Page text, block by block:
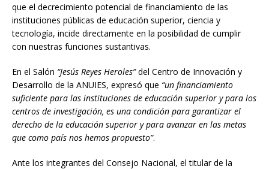
que el decrecimiento potencial de financiamiento de las
instituciones públicas de educación superior, ciencia y
tecnología, incide directamente en la posibilidad de cumplir
con nuestras funciones sustantivas.
En el Salón “Jesús Reyes Heroles”del Centro de Innovación y
Desarrollo de la ANUIES, expresó que “un financiamiento
suficiente para las instituciones de educación superior y para los
centros de investigación, es una condición para garantizar el
derecho de la educación superior y para avanzar en las metas
que como país nos hemos propuesto”.
Ante los integrantes del Consejo Nacional, el titular de la